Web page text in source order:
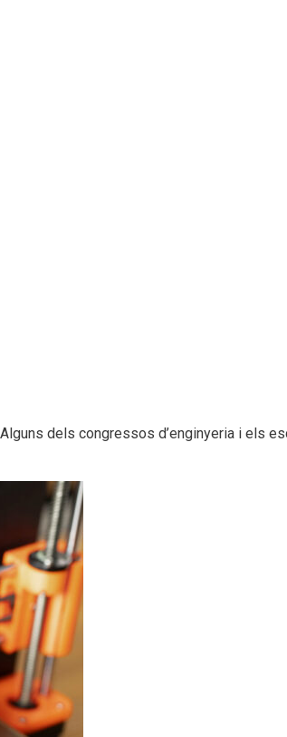
dels congressos d’enginyeria i els